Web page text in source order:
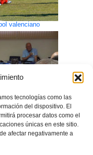
tecnologías como las
del dispositivo. El
procesar datos como el
únicas en este sitio.
afectar negativamente a
valenciano